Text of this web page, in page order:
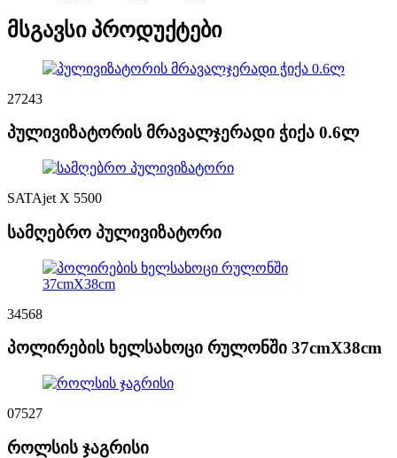
მსგავსი პროდუქტები
27243
პულივიზატორის მრავალჯერადი ჭიქა 0.6ლ
SATAjet X 5500
სამღებრო პულივიზატორი
34568
პოლირების ხელსახოცი რულონში 37cmX38cm
07527
როლსის ჯაგრისი